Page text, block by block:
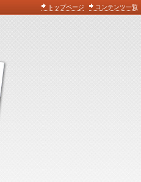
トップページ コンテンツ一覧